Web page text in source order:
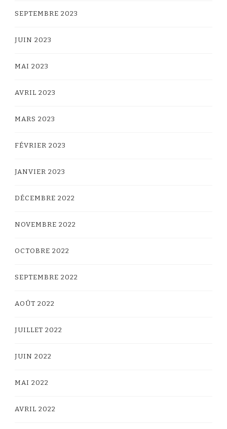
SEPTEMBRE 2023
JUIN 2023
MAI 2023
AVRIL 2023
MARS 2023
FÉVRIER 2023
JANVIER 2023
DÉCEMBRE 2022
NOVEMBRE 2022
OCTOBRE 2022
SEPTEMBRE 2022
AOÛT 2022
JUILLET 2022
JUIN 2022
MAI 2022
AVRIL 2022